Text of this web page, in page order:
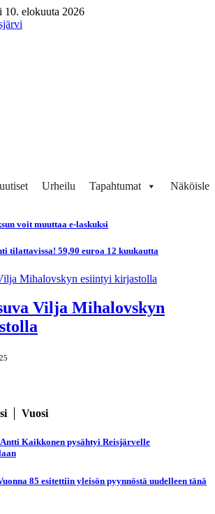
10. elokuuta 2026
Urheilu Tapahtumat
voit muuttaa e-laskuksi
tilattavissa! 59,90 euroa 12 kuukautta
Vilja Mihalovskyn
Vuosi
Kaikkonen pysähtyi Reisjärvelle
85 esitettiin yleisön pyynnöstä uudelleen tänä